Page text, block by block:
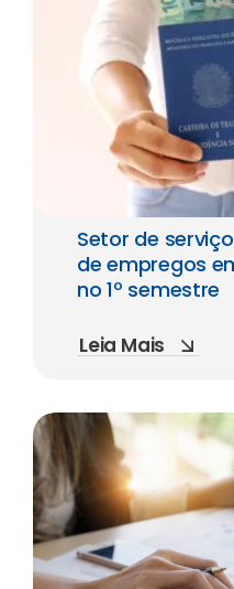
Setor de
de empregos
no 1º semestre
Leia Mais